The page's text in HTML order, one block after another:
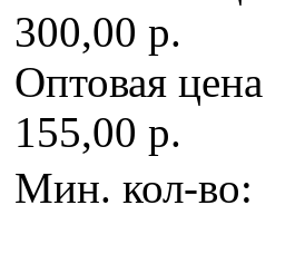
300,00 р.
Оптовая цена
155,00 р.
Мин. кол-во: